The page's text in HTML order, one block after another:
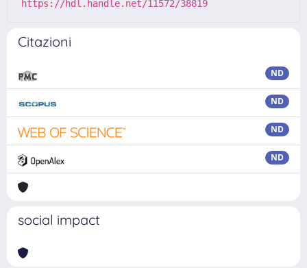
https://hdl.handle.net/11572/38819
Citazioni
ND
ND
ND
ND
social impact